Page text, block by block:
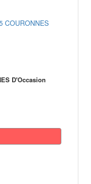
D'Occasion